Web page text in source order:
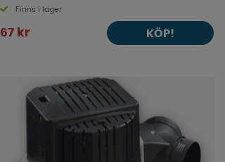
Finns i lager
67 kr KÖP!